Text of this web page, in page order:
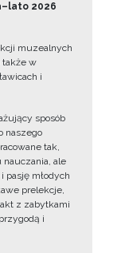
2026
muzealnych
także w
i
sposób
naszego
tak,
nauczania, ale
pasję młodych
prelekcje,
z zabytkami
i